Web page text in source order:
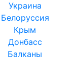
Украина
Белоруссия
Крым
Донбасс
Балканы